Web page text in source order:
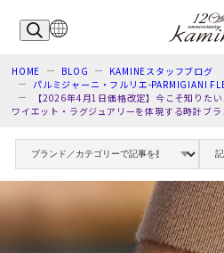
HOME BLOG
KAMINEスタッフブログ
パルミジャーニ・フルリエ-PARMIGIANI
【2026年4月1日価格改定】今こそ知りた
ワイエット・ラグジュアリーを体現する時計ブ